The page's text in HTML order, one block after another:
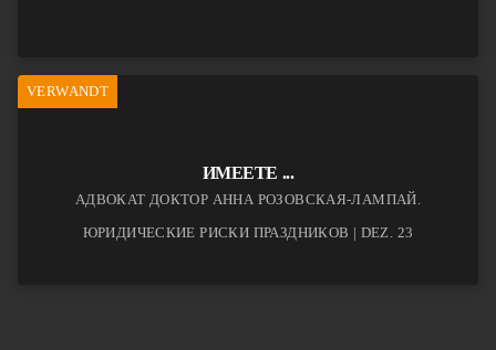
VERWANDT
ИМЕЕТЕ ...
АДВОКАТ ДОКТОР АННА РОЗОВСКАЯ-ЛАМПАЙ.
ЮРИДИЧЕСКИЕ РИСКИ ПРАЗДНИКОВ | DEZ. 23